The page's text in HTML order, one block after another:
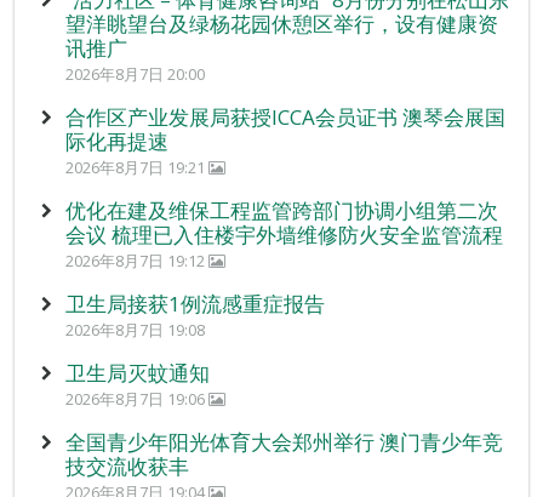
望洋眺望台及绿杨花园休憩区举行，设有健康资
讯推广
2026年8月7日 20:00
合作区产业发展局获授ICCA会员证书 澳琴会展国
际化再提速
2026年8月7日 19:21
优化在建及维保工程监管跨部门协调小组第二次
会议 梳理已入住楼宇外墙维修防火安全监管流程
2026年8月7日 19:12
卫生局接获1例流感重症报告
2026年8月7日 19:08
卫生局灭蚊通知
2026年8月7日 19:06
全国青少年阳光体育大会郑州举行 澳门青少年竞
技交流收获丰
2026年8月7日 19:04